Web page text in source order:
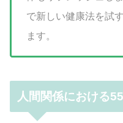
で新しい健康法を試
ます。
人間関係における